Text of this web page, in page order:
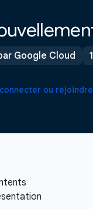
Google Cloud
ou rejoindre